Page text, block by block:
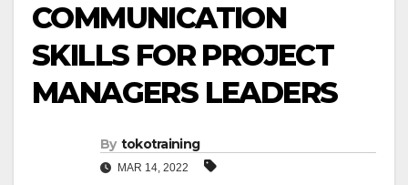
COMMUNICATION
SKILLS FOR PROJECT
MANAGERS LEADERS
By tokotraining
MAR 14, 2022